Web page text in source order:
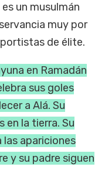
un musulmán
muy por
de élite.
en Ramadán
sus goles
a Alá. Su
en la tierra. Su
las apariciones
y su padre siguen